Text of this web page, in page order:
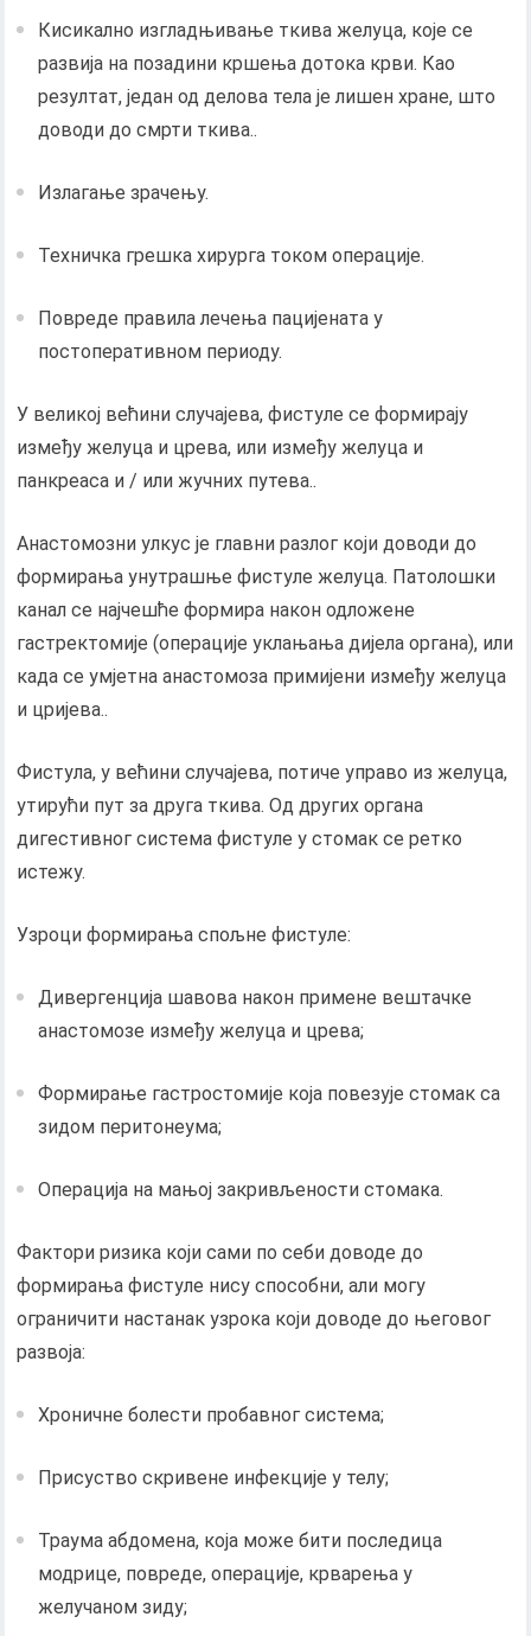
Кисикално изгладњивање ткива желуца, које се
развија на позадини кршења дотока крви. Као
резултат, један од делова тела је лишен хране, што
доводи до смрти ткива..
Излагање зрачењу.
Техничка грешка хирурга током операције.
Повреде правила лечења пацијената у
постоперативном периоду.
У великој већини случајева, фистуле се формирају
између желуца и црева, или између желуца и
панкреаса и / или жучних путева..
Анастомозни улкус је главни разлог који доводи до
формирања унутрашње фистуле желуца. Патолошки
канал се најчешће формира након одложене
гастректомије (операције уклањања дијела органа), или
када се умјетна анастомоза примијени између желуца
и цријева..
Фистула, у већини случајева, потиче управо из желуца,
утирући пут за друга ткива. Од других органа
дигестивног система фистуле у стомак се ретко
истежу.
Узроци формирања спољне фистуле:
Дивергенција шавова након примене вештачке
анастомозе између желуца и црева;
Формирање гастростомије која повезује стомак са
зидом перитонеума;
Операција на мањој закривљености стомака.
Фактори ризика који сами по себи доводе до
формирања фистуле нису способни, али могу
ограничити настанак узрока који доводе до његовог
развоја:
Хроничне болести пробавног система;
Присуство скривене инфекције у телу;
Траума абдомена, која може бити последица
модрице, повреде, операције, крварења у
желучаном зиду;